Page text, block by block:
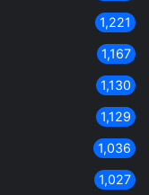
1,221
1,167
1,130
1,129
1,036
1,027